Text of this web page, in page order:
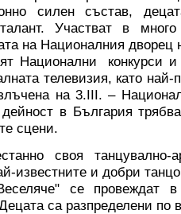
силен състав,
талант. Участват в
на Националния дворец
Национални конкурси
телевизия, като
на 3.ІІІ. –
дейност в България
сцени.
своя
известните и добри
се провеждат
са разпределени по